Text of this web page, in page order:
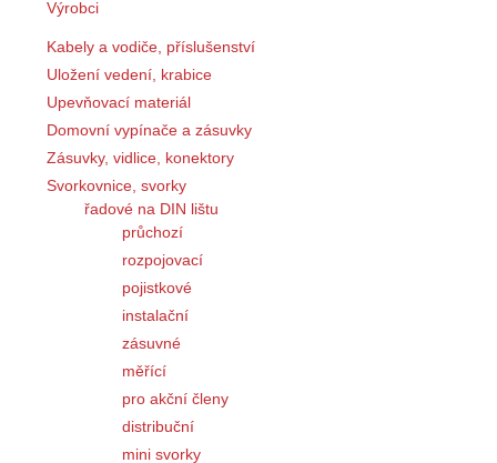
Výrobci
Kabely a vodiče, příslušenství
Uložení vedení, krabice
Upevňovací materiál
Domovní vypínače a zásuvky
Zásuvky, vidlice, konektory
Svorkovnice, svorky
řadové na DIN lištu
průchozí
rozpojovací
pojistkové
instalační
zásuvné
měřící
pro akční členy
distribuční
mini svorky